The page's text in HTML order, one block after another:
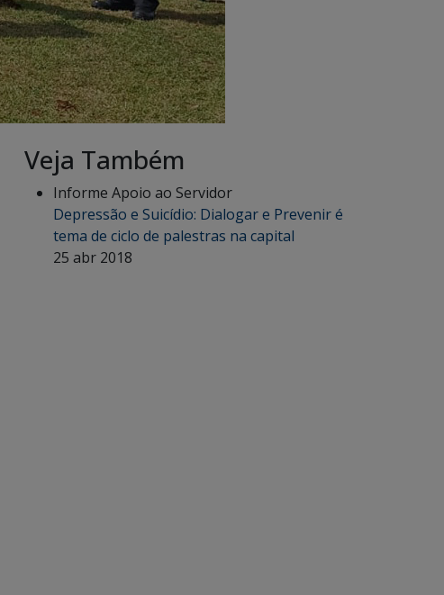
Veja Também
Informe Apoio ao Servidor
Depressão e Suicídio: Dialogar e Prevenir é
tema de ciclo de palestras na capital
25 abr 2018